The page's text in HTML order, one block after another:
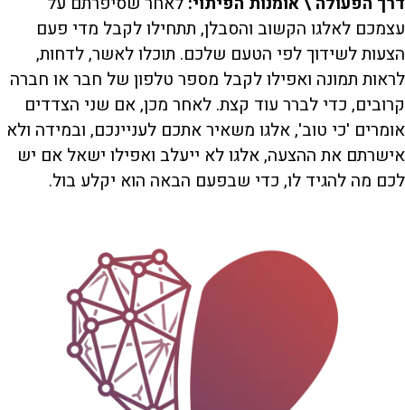
עצמכם לאלגו הקשוב והסבלן, תתחילו לקבל מדי פעם
הצעות לשידוך לפי הטעם שלכם. תוכלו לאשר, לדחות,
לראות תמונה ואפילו לקבל מספר טלפון של חבר או חברה
קרובים, כדי לברר עוד קצת. לאחר מכן, אם שני הצדדים
אומרים 'כי טוב', אלגו משאיר אתכם לעניינכם, ובמידה ולא
אישרתם את ההצעה, אלגו לא ייעלב ואפילו ישאל אם יש
לכם מה להגיד לו, כדי שבפעם הבאה הוא יקלע בול.